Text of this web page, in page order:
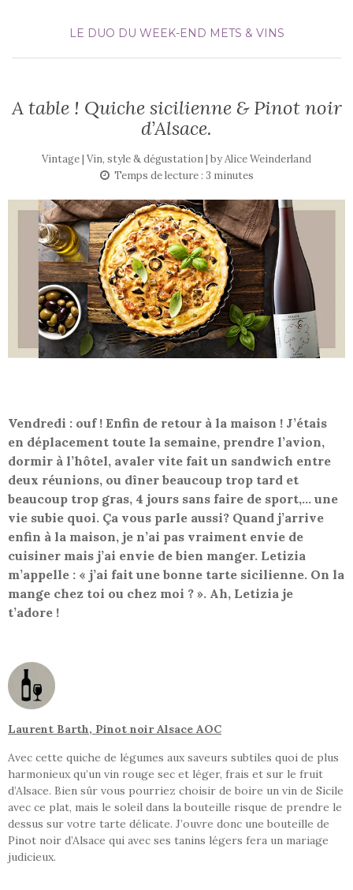
LE DUO DU WEEK-END METS & VINS
A table ! Quiche sicilienne & Pinot noir
d’Alsace.
Vintage | Vin, style & dégustation | byAlice Weinderland
Temps de lecture : 3 minutes
Vendredi : ouf ! Enfin de retour à la maison ! J’étais
en déplacement toute la semaine, prendre l’avion,
dormir à l’hôtel, avaler vite fait un sandwich entre
deux réunions, ou dîner beaucoup trop tard et
beaucoup trop gras, 4 jours sans faire de sport,… une
vie subie quoi. Ça vous parle aussi? Quand j’arrive
enfin à la maison, je n’ai pas vraiment envie de
cuisiner mais j’ai envie de bien manger. Letizia
m’appelle : « j’ai fait une bonne tarte sicilienne. On la
mange chez toi ou chez moi ? ». Ah, Letizia je
t’adore !
Laurent Barth, Pinot noir Alsace AOC
Avec cette quiche de légumes aux saveurs subtiles quoi de plus
harmonieux qu’un vin rouge sec et léger, frais et sur le fruit
d’Alsace. Bien sûr vous pourriez choisir de boire un vin de Sicile
avec ce plat, mais le soleil dans la bouteille risque de prendre le
dessus sur votre tarte délicate. J’ouvre donc une bouteille de
Pinot noir d’Alsace qui avec ses tanins légers fera un mariage
judicieux.